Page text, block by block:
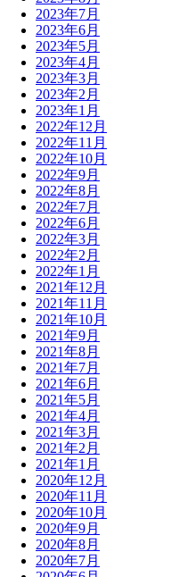
2023年7月
2023年6月
2023年5月
2023年4月
2023年3月
2023年2月
2023年1月
2022年12月
2022年11月
2022年10月
2022年9月
2022年8月
2022年7月
2022年6月
2022年3月
2022年2月
2022年1月
2021年12月
2021年11月
2021年10月
2021年9月
2021年8月
2021年7月
2021年6月
2021年5月
2021年4月
2021年3月
2021年2月
2021年1月
2020年12月
2020年11月
2020年10月
2020年9月
2020年8月
2020年7月